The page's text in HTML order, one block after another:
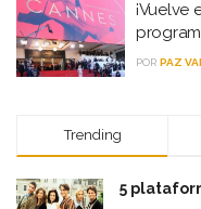
¡Vuelve
POR PAZ
Trending
5